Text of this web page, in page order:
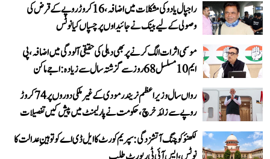
راجپال یادو کی مشکلات میں اضافہ، 16 کروڑ روپے کے قرض کی
وصولی کے لیے بینک نے جائیداوں پر چسپاں کیا نوٹس
موسمی اثرات الگ کرنے پر بھی دہلی کی حقیقی آلودگی میں اضافہ، پی
ایم 10 مسلسل 68 روز سے گزشتہ سال سے زیادہ: اجے ماکن
رواں سال وزیر اعظم نریندر مودی کے غیر ملکی دوروں پر 74 کروڑ
روپے سے زائد خرچ، حکومت نے پارلیمنٹ میں پیش کیں تفصیلات
لکھنؤ کوچنگ آتشزدگی: سپریم کورٹ کا ایل ڈی اے کو توہینِ عدالت کا